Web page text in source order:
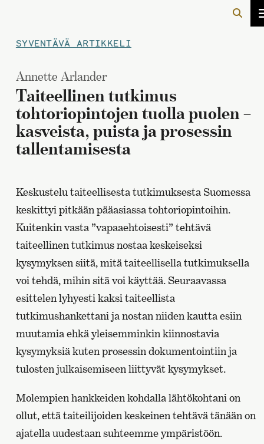
SYVENTÄVÄ ARTIKKELI
Annette Arlander
Taiteellinen tutkimus
tohtoriopintojen tuolla puolen –
kasveista, puista ja prosessin
tallentamisesta
Keskustelu taiteellisesta tutkimuksesta Suomessa
keskittyi pitkään pääasiassa tohtoriopintoihin.
Kuitenkin vasta ”vapaaehtoisesti” tehtävä
taiteellinen tutkimus nostaa keskeiseksi
kysymyksen siitä, mitä taiteellisella tutkimuksella
voi tehdä, mihin sitä voi käyttää. Seuraavassa
esittelen lyhyesti kaksi taiteellista
tutkimushankettani ja nostan niiden kautta esiin
muutamia ehkä yleisemminkin kiinnostavia
kysymyksiä kuten prosessin dokumentointiin ja
tulosten julkaisemiseen liittyvät kysymykset.
Molempien hankkeiden kohdalla lähtökohtani on
ollut, että taiteilijoiden keskeinen tehtävä tänään on
ajatella uudestaan suhteemme ympäristöön.